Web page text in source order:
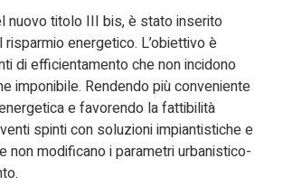
nuovo titolo III bis, è stato inserito
risparmio energetico. L’obiettivo è
di efficientamento che non incidono
imponibile. Rendendo più conveniente
e favorendo la fattibilità
spinti con soluzioni impiantistiche e
non modificano i parametri urbanistico-